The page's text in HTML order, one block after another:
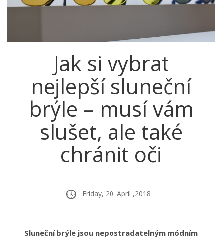
Jak si vybrat
nejlepší sluneční
brýle – musí vám
slušet, ale také
chránit oči
Friday, 20. April ,2018
Sluneční brýle jsou nepostradatelným módním